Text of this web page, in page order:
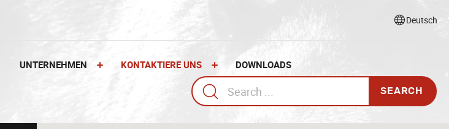
Select
UNTERNEHMEN KONTAKTIERE UNS DOWNLOADS
Search
for: